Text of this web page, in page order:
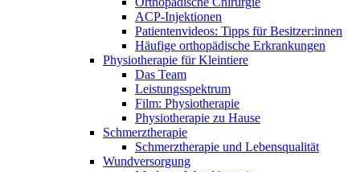
ACP-Injektionen
Patientenvideos: Tipps für Besitzer:innen
Häufige orthopädische Erkrankungen
Physiotherapie für Kleintiere
Das Team
Leistungsspektrum
Film: Physiotherapie
Physiotherapie zu Hause
Schmerztherapie
Schmerztherapie und Lebensqualität
Wundversorgung